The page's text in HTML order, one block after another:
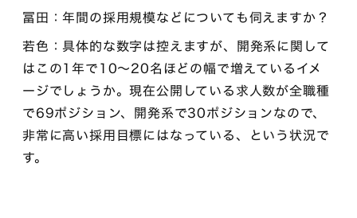
冨田：年間の採用規模などについても伺えますか？
若色：具体的な数字は控えますが、開発系に関して
はこの1年で10～20名ほどの幅で増えているイメ
ージでしょうか。現在公開している求人数が全職種
で69ポジション、開発系で30ポジションなので、
非常に高い採用目標にはなっている、という状況で
す。